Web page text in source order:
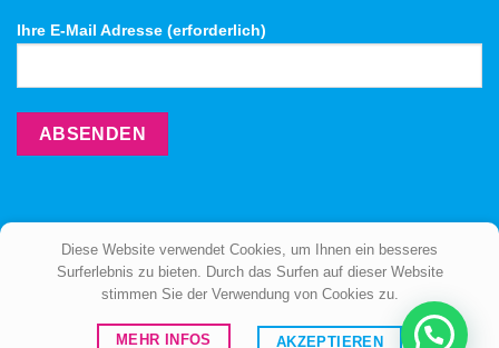
Ihre E-Mail Adresse (erforderlich)
ÜBER UNS BERATUNG KONTAKT
Diese Website verwendet Cookies, um Ihnen ein besseres
Surferlebnis zu bieten. Durch das Surfen auf dieser Website
stimmen Sie der Verwendung von Cookies zu.
MEHR INFOS AKZEPTIEREN